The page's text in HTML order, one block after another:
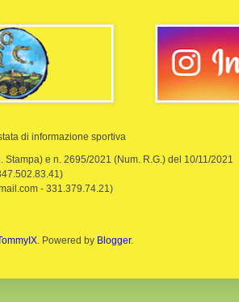
di informazione sportiva
Stampa) e n. 2695/2021 (Num. R.G.) del 10/11/2021
- 331.379.74.21)
. Powered by Blogger.